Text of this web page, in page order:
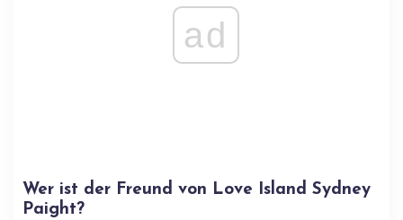
ad
Wer ist der Freund von Love Island Sydney
Paight?